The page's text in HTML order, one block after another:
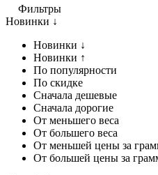
Фильтры
Новинки ↓
Новинки ↓
Новинки ↑
По популярности
По скидке
Сначала дешевые
Сначала дорогие
От меньшего веса
От большего веса
От меньшей цены за
От большей цены за